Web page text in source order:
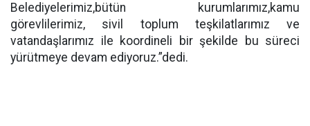
Belediyelerimiz,bütün kurumlarımız,kamu
görevlilerimiz, sivil toplum teşkilatlarımız ve
vatandaşlarımız ile koordineli bir şekilde bu süreci
yürütmeye devam ediyoruz.”dedi.